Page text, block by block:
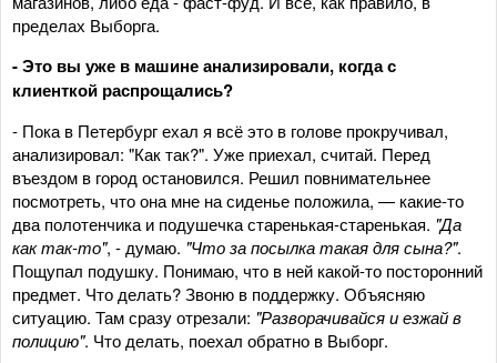
пределах Выборга.
- Это вы уже в машине анализировали, когда с
клиенткой распрощались?
- Пока в Петербург ехал я всё это в голове прокручивал,
анализировал: "Как так?". Уже приехал, считай. Перед
въездом в город остановился. Решил повнимательнее
посмотреть, что она мне на сиденье положила, — какие-то
два полотенчика и подушечка старенькая-старенькая. "Да
как так-то", - думаю. "Что за посылка такая для сына?".
Пощупал подушку. Понимаю, что в ней какой-то посторонний
предмет. Что делать? Звоню в поддержку. Объясняю
ситуацию. Там сразу отрезали: "Разворачивайся и езжай в
полицию". Что делать, поехал обратно в Выборг.